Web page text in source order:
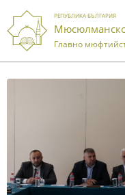
РЕПУБЛИКА БЪЛГАРИЯ
Главно